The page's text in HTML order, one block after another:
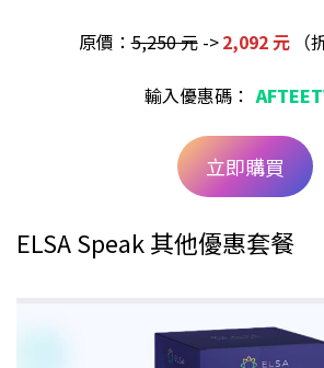
原價：5,250 元->2,092 元 （
輸入優惠碼：
立即購買
ELSA Speak 其他優惠套餐